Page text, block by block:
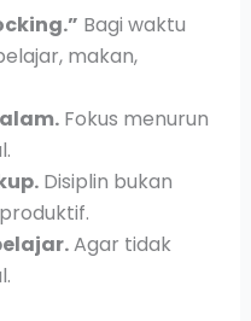
Bagi waktu
makan,
Fokus menurun
Disiplin bukan
Agar tidak